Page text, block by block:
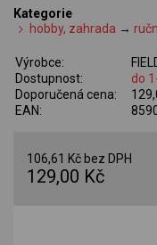
Kategorie
hobby, zahrada →
Výrobce:
Dostupnost:
do
Doporučená cena:
EAN:
106,61 Kč bez DPH
129,00 Kč